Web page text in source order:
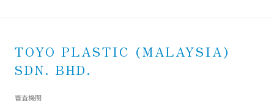
TOYO PLASTIC (MALAYSIA)
SDN. BHD.
審査機関